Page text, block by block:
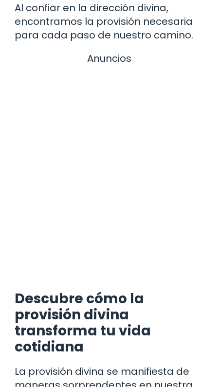
Al confiar en la dirección divina,
encontramos la provisión necesaria
para cada paso de nuestro camino.
Anuncios
Descubre cómo la
provisión divina
transforma tu vida
cotidiana
La provisión divina se manifiesta de